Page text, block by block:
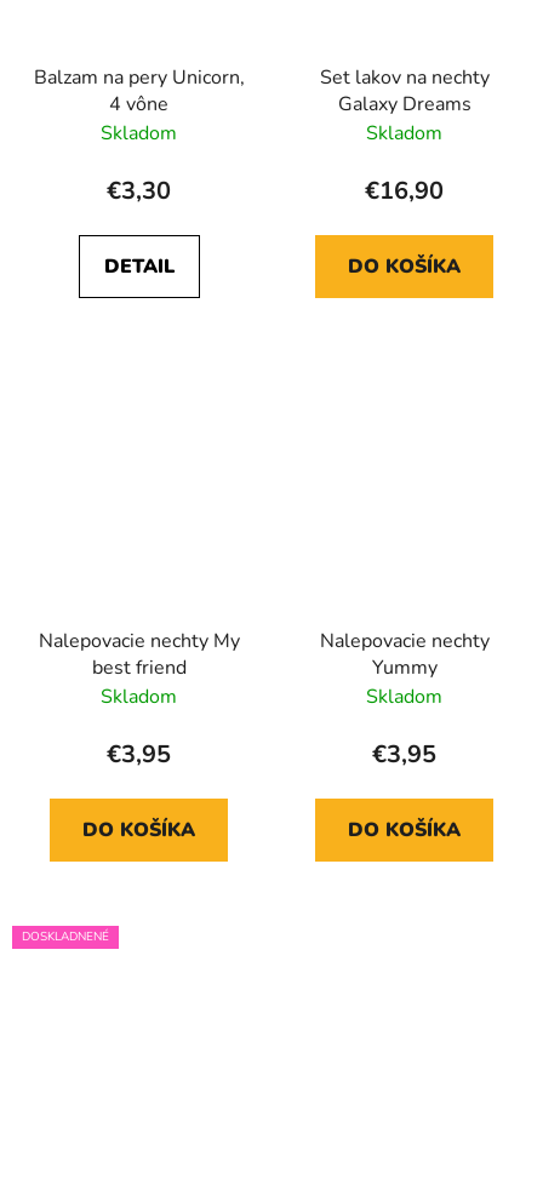
Balzam na pery Unicorn,
4 vône
Skladom
€3,30
DETAIL
Set lakov na nechty
Galaxy Dreams
Skladom
€16,90
DO KOŠÍKA
Nalepovacie nechty My
best friend
Skladom
€3,95
DO KOŠÍKA
Nalepovacie nechty
Yummy
Skladom
€3,95
DO KOŠÍKA
DOSKLADNENÉ